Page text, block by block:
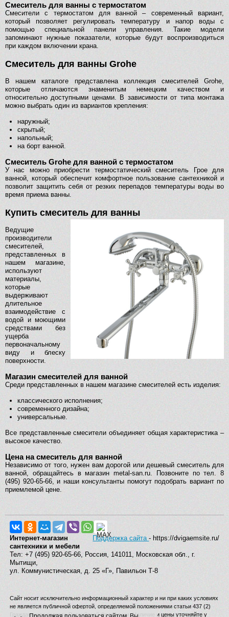
Смеситель для ванны с термостатом
Смесители с термостатом для ванной – современный вариант,
который позволяет регулировать температуру и напор воды с
помощью специальной панели управления. Такие модели
запоминают нужные показатели, которые будут воспроизводиться
при каждом включении крана.
Смеситель для ванны Grohe
В нашем каталоге представлена коллекция смесителей Grohe,
которые отличаются знаменитым немецким качеством и
относительно доступными ценами. В зависимости от типа монтажа
можно выбрать один из вариантов крепления:
наружный;
скрытый;
напольный;
на борт ванной.
Смеситель Grohe для ванной с термостатом
У нас можно приобрести термостатический смеситель Грое для
ванной, который обеспечит комфортное пользование сантехникой и
позволит защитить себя от резких перепадов температуры воды во
время приема ванны.
Купить смеситель для ванны
Ведущие
производители
смесителей,
представленных в
нашем магазине,
используют
материалы,
которые
выдерживают
длительное
взаимодействие с
водой и моющими
средствами без
ущерба
первоначальному
виду и блеску
поверхности.
Магазин смесителей для ванной
Среди представленных в нашем магазине смесителей есть изделия:
классического исполнения;
современного дизайна;
универсальные.
Все представленные смесители объединяет общая характеристика –
высокое качество.
Цена на смеситель для ванной
Независимо от того, нужен вам дорогой или дешевый смеситель для
ванной, обращайтесь в магазин metal-san.ru. Позвоните по тел. 8
(495) 920-65-66, и наши консультанты помогут подобрать вариант по
приемлемой цене.
Поддержка сайта- https://dvigaemsite.ru/
Интернет-магазин
сантехники и мебели
Тел: +7 (495) 920-65-66, Россия, 141011, Московская обл., г.
Мытищи,
ул. Коммунистическая, д. 25 «Г», Павильон Т-8
Сайт носит исключительно информационный характер и ни при каких условиях
не является публичной офертой, определяемой положениями статьи 437 (2)
Гражданского кодекса Российской Федерации. Наличие и цены уточняйте у